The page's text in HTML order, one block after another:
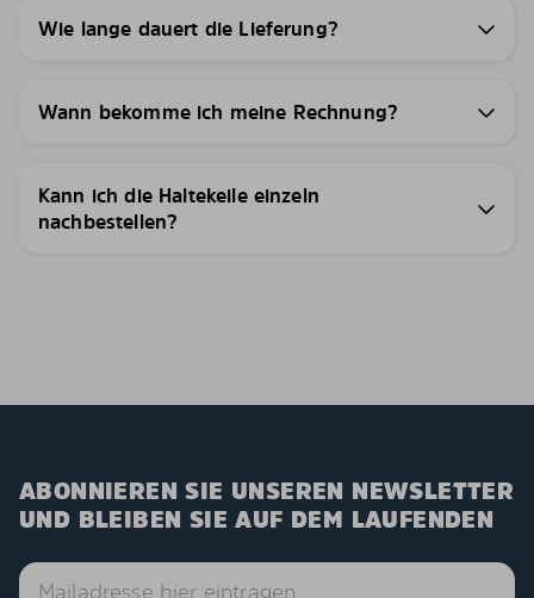
Wie lange dauert die Lieferung?
Wann bekomme ich meine Rechnung?
Kann ich die Haltekeile einzeln
nachbestellen?
ABONNIEREN SIE UNSEREN NEWSLETTER
UND BLEIBEN SIE AUF DEM LAUFENDEN